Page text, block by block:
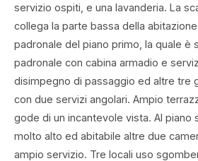
servizio ospiti, e una lavanderia. La
collega la parte bassa della
padronale del piano primo, la quale è
padronale con cabina armadio e
disimpegno di passaggio ed altre tre
con due servizi angolari. Ampio
gode di un incantevole vista. Al
molto alto ed abitabile altre due
ampio servizio. Tre locali uso